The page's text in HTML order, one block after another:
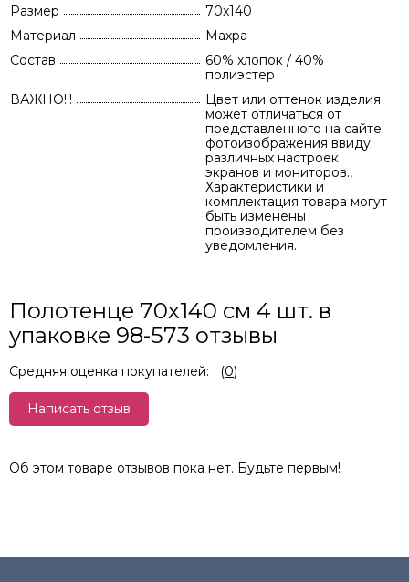
Размер
70x140
Материал
Махра
Состав
60% хлопок / 40%
полиэстер
ВАЖНО!!!
Цвет или оттенок изделия
может отличаться от
представленного на сайте
фотоизображения ввиду
различных настроек
экранов и мониторов.,
Характеристики и
комплектация товара могут
быть изменены
производителем без
уведомления.
Полотенце 70х140 см 4 шт. в
упаковке 98-573 отзывы
Средняя оценка покупателей: (0)
Написать отзыв
Об этом товаре отзывов пока нет. Будьте первым!